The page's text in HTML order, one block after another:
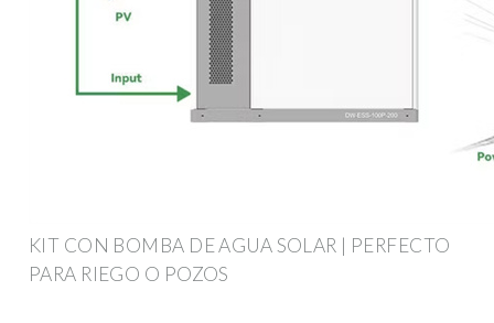
KIT CON BOMBA DE AGUA SOLAR | PERFECTO
PARA RIEGO O POZOS